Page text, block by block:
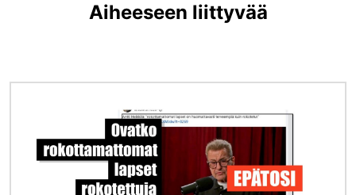
Aiheeseen liittyvää